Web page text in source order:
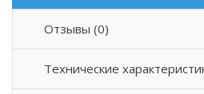
Отзывы (0)
Технические
Описание товара